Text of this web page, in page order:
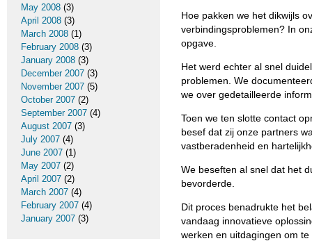
Hoe pakken we het dikwijls
verbindingsproblemen? In
opgave.
Het werd echter al snel
problemen. We
we over gedetailleerde
Toen we ten slotte contact
besef dat zij onze partners
vastberadenheid en
We beseften al snel dat het
bevorderde.
Dit proces benadrukte het
vandaag innovatieve
werken en uitdagingen om
May 2008 (3)
April 2008 (3)
March 2008 (1)
February 2008 (3)
January 2008 (3)
December 2007 (3)
November 2007 (5)
October 2007 (2)
September 2007 (4)
August 2007 (3)
July 2007 (4)
June 2007 (1)
May 2007 (2)
April 2007 (2)
March 2007 (4)
February 2007 (4)
January 2007 (3)